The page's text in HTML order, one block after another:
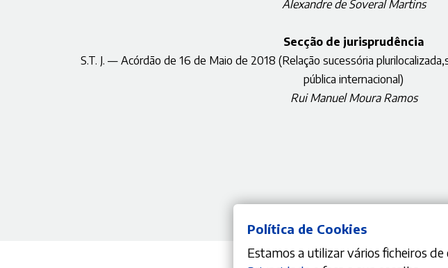
Alexandre de Soveral Martins
Secção de jurisprudência
S.T. J. — Acórdão de 16 de Maio de 2018 (Relação sucessória
pública internacional)
Rui Manuel Moura Ramos
Política de Cookies
Estamos a utilizar vários ficheiros de